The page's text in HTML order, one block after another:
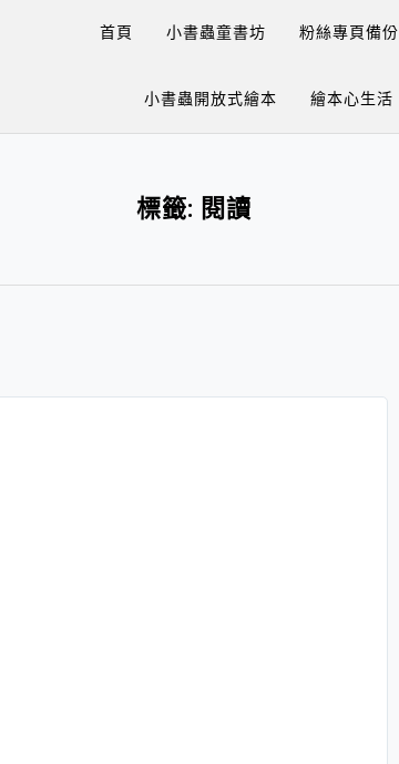
首頁 小書蟲童書坊 粉絲專頁備份
小書蟲開放式繪本 繪本心生活
標籤: 閱讀